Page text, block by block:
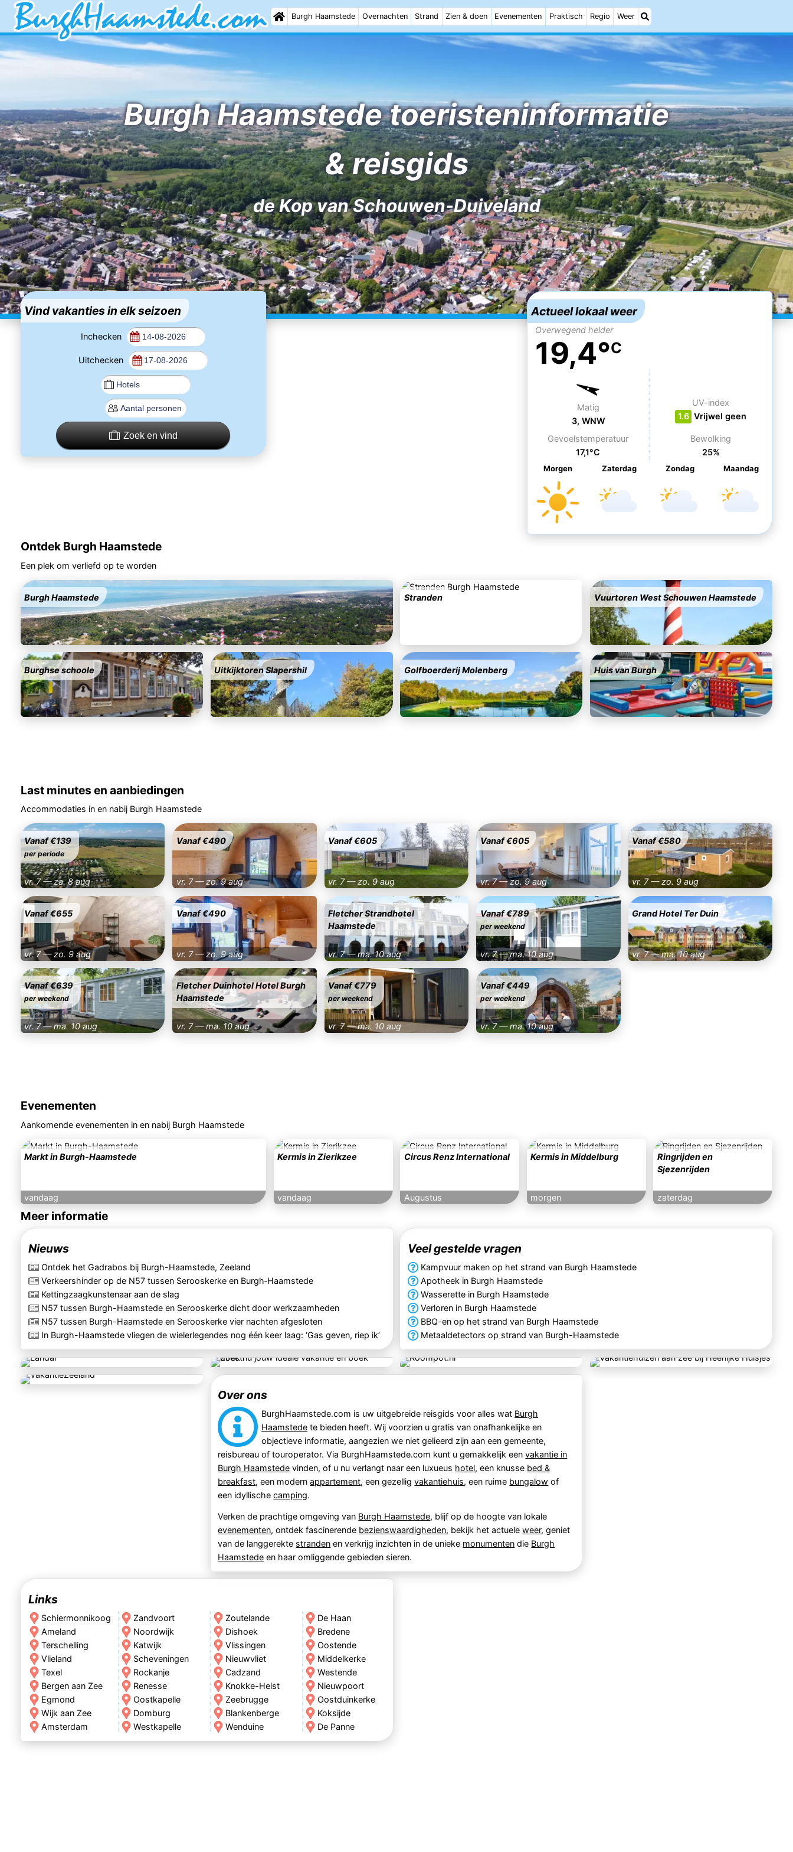
Burgh Haamstede Overnachten Strand Zien & doen Evenementen Praktisch Regio Weer
Burgh Haamstede toeristeninformatie
& reisgids
de Kop van Schouwen-Duiveland
Vind vakanties in elk seizoen
Inchecken
Uitchecken
Zoek en vind
Actueel lokaal weer
Overwegend helder
19,4°C
Matig
3, WNW
UV-index
1.6 Vrijwel geen
Gevoelstemperatuur
17,1°C
Bewolking
25%
Morgen Zaterdag Zondag Maandag
Ontdek Burgh Haamstede
Een plek om verliefd op te worden
Burgh Haamstede Stranden Vuurtoren West Schouwen Haamstede
Burghse schoole Uitkijktoren Slapershil Golfboerderij Molenberg Huis van Burgh
Last minutes en aanbiedingen
Accommodaties in en nabij Burgh Haamstede
Vanaf €139
per periode
vr. 7 — za. 8 aug
Vanaf €490
vr. 7 — zo. 9 aug
Vanaf €605
vr. 7 — zo. 9 aug
Vanaf €605
vr. 7 — zo. 9 aug
Vanaf €580
vr. 7 — zo. 9 aug
Vanaf €655
vr. 7 — zo. 9 aug
Vanaf €490
vr. 7 — zo. 9 aug
Fletcher Strandhotel
Haamstede
vr. 7 — ma. 10 aug
Vanaf €789
per weekend
vr. 7 — ma. 10 aug
Grand Hotel Ter Duin
vr. 7 — ma. 10 aug
Vanaf €639
per weekend
vr. 7 — ma. 10 aug
Fletcher Duinhotel Hotel Burgh
Haamstede
vr. 7 — ma. 10 aug
Vanaf €779
per weekend
vr. 7 — ma. 10 aug
Vanaf €449
per weekend
vr. 7 — ma. 10 aug
Evenementen
Aankomende evenementen in en nabij Burgh Haamstede
Markt in Burgh-Haamstede
vandaag
Kermis in Zierikzee
vandaag
Circus Renz International
Augustus
Kermis in Middelburg
morgen
Ringrijden en
Sjezenrijden
zaterdag
Meer informatie
Nieuws
Ontdek het Gadrabos bij Burgh-Haamstede, Zeeland
Verkeershinder op de N57 tussen Serooskerke en Burgh‑Haamstede
Kettingzaagkunstenaar aan de slag
N57 tussen Burgh-Haamstede en Serooskerke dicht door werkzaamheden
N57 tussen Burgh-Haamstede en Serooskerke vier nachten afgesloten
In Burgh-Haamstede vliegen de wielerlegendes nog één keer laag: ‘Gas geven, riep ik’
Veel gestelde vragen
Kampvuur maken op het strand van Burgh Haamstede
Apotheek in Burgh Haamstede
Wasserette in Burgh Haamstede
Verloren in Burgh Haamstede
BBQ-en op het strand van Burgh Haamstede
Metaaldetectors op strand van Burgh-Haamstede
Over ons
BurghHaamstede.com is uw uitgebreide reisgids voor alles wat Burgh
Haamstede te bieden heeft. Wij voorzien u gratis van onafhankelijke en
objectieve informatie, aangezien we niet gelieerd zijn aan een gemeente,
reisbureau of touroperator. Via BurghHaamstede.com kunt u gemakkelijk eenvakantie in
Burgh Haamstede vinden, of u nu verlangt naar een luxueus hotel, een knusse bed &
breakfast, een modernappartement, een gezelligvakantiehuis, een ruime bungalow of
een idyllischecamping.
Verken de prachtige omgeving van Burgh Haamstede, blijf op de hoogte van lokale
evenementen, ontdek fascinerende bezienswaardigheden, bekijk het actueleweer, geniet
van de langgerekte stranden en verkrijg inzichten in de unieke monumenten die Burgh
Haamstede en haar omliggende gebieden sieren.
Links
Schiermonnikoog
Ameland
Terschelling
Vlieland
Texel
Bergen aan Zee
Egmond
Wijk aan Zee
Amsterdam
Zandvoort
Noordwijk
Katwijk
Scheveningen
Rockanje
Renesse
Oostkapelle
Domburg
Westkapelle
Zoutelande
Dishoek
Vlissingen
Nieuwvliet
Cadzand
Knokke-Heist
Zeebrugge
Blankenberge
Wenduine
De Haan
Bredene
Oostende
Middelkerke
Westende
Nieuwpoort
Oostduinkerke
Koksijde
De Panne